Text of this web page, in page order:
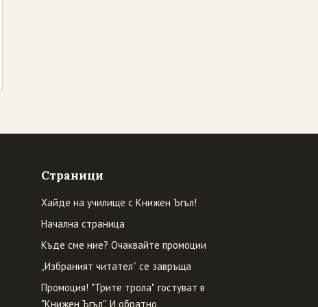
Страници
Хайде на училище с Книжен Ъгъл!
Начална страница
Къде сме ние? Очаквайте промоции
„Избраният читател” се завръща
Промоция! "Трите трола" гостуват в
"Книжен Ъгъл". И обратно